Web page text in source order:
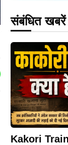
संबंधित खबरें
Kakori